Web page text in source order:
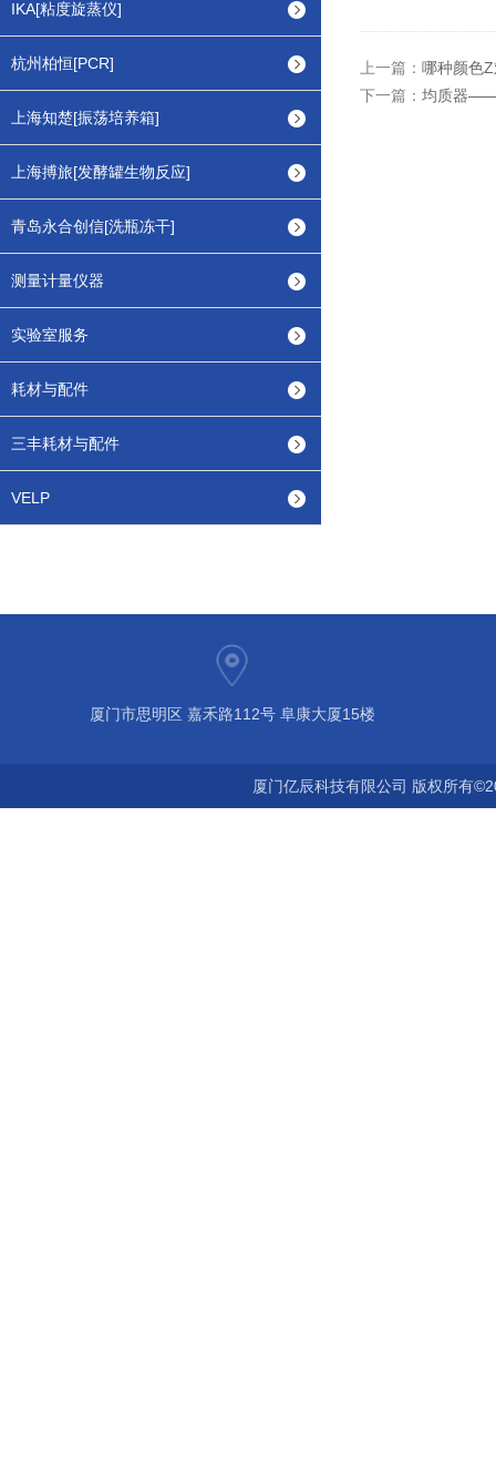
IKA[粘度旋蒸仪]
杭州柏恒[PCR]
上海知楚[振荡培养箱]
上海搏旅[发酵罐生物反应]
青岛永合创信[洗瓶冻干]
测量计量仪器
实验室服务
耗材与配件
三丰耗材与配件
VELP
上一篇： 哪种颜色
下一篇： 均质器
厦门市思明区 嘉禾路112号 阜康大厦15楼
厦门亿辰科技有限公司 版权所有